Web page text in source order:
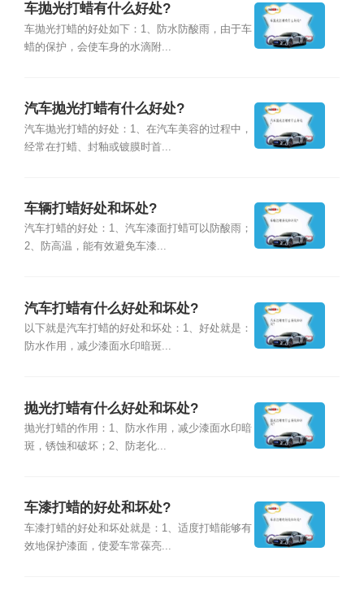
车抛光打蜡有什么好处?
车抛光打蜡的好处如下：1、防水防酸雨，由于车
蜡的保护，会使车身的水滴附...
汽车抛光打蜡有什么好处?
汽车抛光打蜡的好处：1、在汽车美容的过程中，
经常在打蜡、封釉或镀膜时首...
车辆打蜡好处和坏处?
汽车打蜡的好处：1、汽车漆面打蜡可以防酸雨；
2、防高温，能有效避免车漆...
汽车打蜡有什么好处和坏处?
以下就是汽车打蜡的好处和坏处：1、好处就是：
防水作用，减少漆面水印暗斑...
抛光打蜡有什么好处和坏处?
抛光打蜡的作用：1、防水作用，减少漆面水印暗
斑，锈蚀和破坏；2、防老化...
车漆打蜡的好处和坏处?
车漆打蜡的好处和坏处就是：1、适度打蜡能够有
效地保护漆面，使爱车常葆亮...